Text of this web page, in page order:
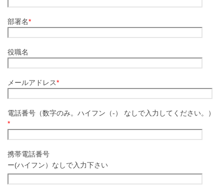
部署名*
役職名
メールアドレス*
電話番号（数字のみ。ハイフン（-） なしで入力してください。）
*
携帯電話番号
ー(ハイフン）なしで入力下さい